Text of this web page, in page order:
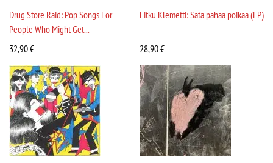
Drug Store Raid: Pop Songs For
People Who Might Get...
32,90€
Litku Klemetti: Sata pahaa poikaa (LP)
28,90€